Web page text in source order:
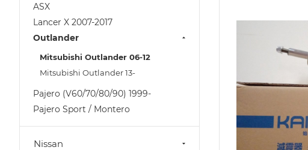
ASX
Lancer X 2007-2017
Outlander
Mitsubishi Outlander 06-12
Mitsubishi Outlander 13-
Pajero (V60/70/80/90) 1999-
Pajero Sport / Montero
Nissan